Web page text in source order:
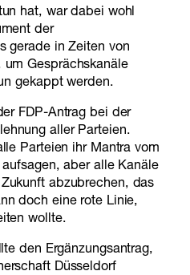
hat, war dabei wohl
der
gerade in Zeiten von
Gesprächskanäle
gekappt werden.
FDP-Antrag bei der
aller Parteien.
Parteien ihr Mantra vom
aber alle Kanäle
abzubrechen, das
doch eine rote Linie,
wollte.
den Ergänzungsantrag,
Düsseldorf